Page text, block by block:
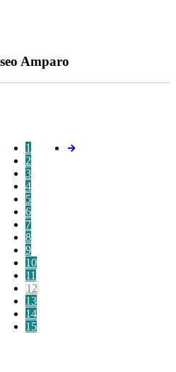
Amparo
1
2
3
4
5
6
7
8
9
10
11
12
13
14
15